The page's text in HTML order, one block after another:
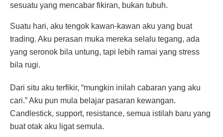
sesuatu yang mencabar fikiran, bukan tubuh.
Suatu hari, aku tengok kawan-kawan aku yang buat
trading. Aku perasan muka mereka selalu tegang, ada
yang seronok bila untung, tapi lebih ramai yang stress
bila rugi.
Dari situ aku terfikir, “mungkin inilah cabaran yang aku
cari.” Aku pun mula belajar pasaran kewangan.
Candlestick, support, resistance, semua istilah baru yang
buat otak aku ligat semula.